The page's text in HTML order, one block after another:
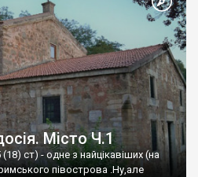
Місто Ч.1
ст) - одне з найцікавіших (на
півострова .Ну,але